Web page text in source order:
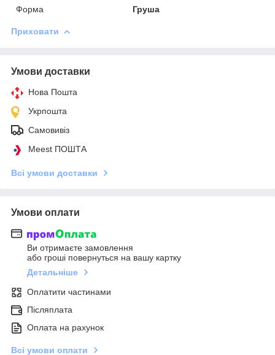
Форма
Груша
Приховати
Умови доставки
Нова Пошта
Укрпошта
Самовивіз
Meest ПОШТА
Всі умови доставки
Умови оплати
Ви отримаєте замовлення
або гроші повернуться на вашу картку
Детальніше
Оплатити частинами
Післяплата
Оплата на рахунок
Всі умови оплати